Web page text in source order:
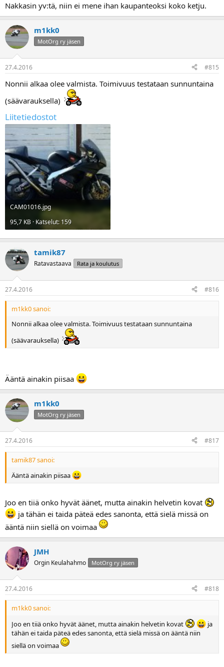
Nakkasin yv:tä, niin ei mene ihan kaupanteoksi koko ketju.
m1kk0
MotOrg ry jäsen
27.4.2016 #815
Nonnii alkaa olee valmista. Toimivuus testataan sunnuntaina
(säävarauksella)
Liitetiedostot
CAM01016.jpg
95,7 KB · Katselut: 159
tamik87
Ratavastaava Rata ja koulutus
27.4.2016 #816
m1kk0 sanoi:
Nonnii alkaa olee valmista. Toimivuus testataan sunnuntaina
(säävarauksella)
Ääntä ainakin piisaa
m1kk0
MotOrg ry jäsen
27.4.2016 #817
tamik87 sanoi:
Ääntä ainakin piisaa
Joo en tiiä onko hyvät äänet, mutta ainakin helvetin kovat
ja tähän ei taida päteä edes sanonta, että sielä missä on
ääntä niin siellä on voimaa
JMH
Orgin Keulahahmo MotOrg ry jäsen
27.4.2016 #818
m1kk0 sanoi:
Joo en tiiä onko hyvät äänet, mutta ainakin helvetin kovat
ja
tähän ei taida päteä edes sanonta, että sielä missä on ääntä niin
siellä on voimaa